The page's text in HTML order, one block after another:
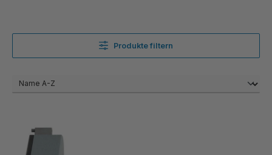
Produkte filtern